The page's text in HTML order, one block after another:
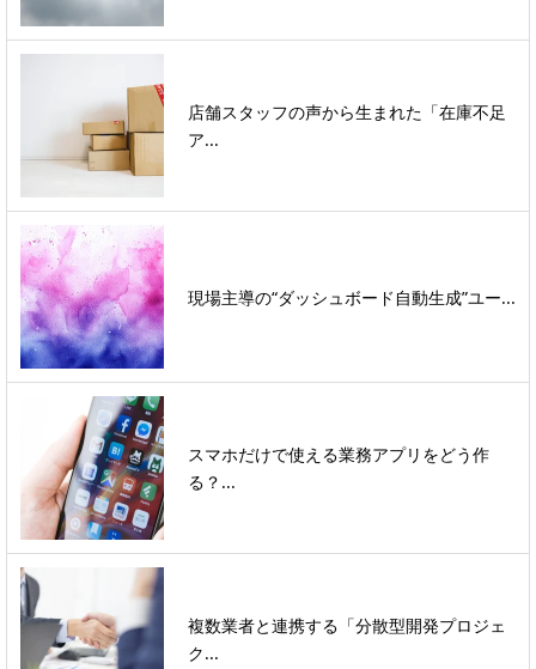
店舗スタッフの声から生まれた「在庫不足
ア...
現場主導の“ダッシュボード自動生成”ユー...
スマホだけで使える業務アプリをどう作
る？...
複数業者と連携する「分散型開発プロジェ
ク...